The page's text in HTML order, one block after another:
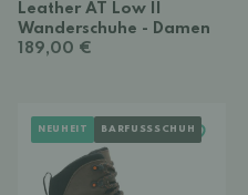
Leather AT Low II
Wanderschuhe - Damen
189,00 €
NEUHEIT BARFUSSSCHUH